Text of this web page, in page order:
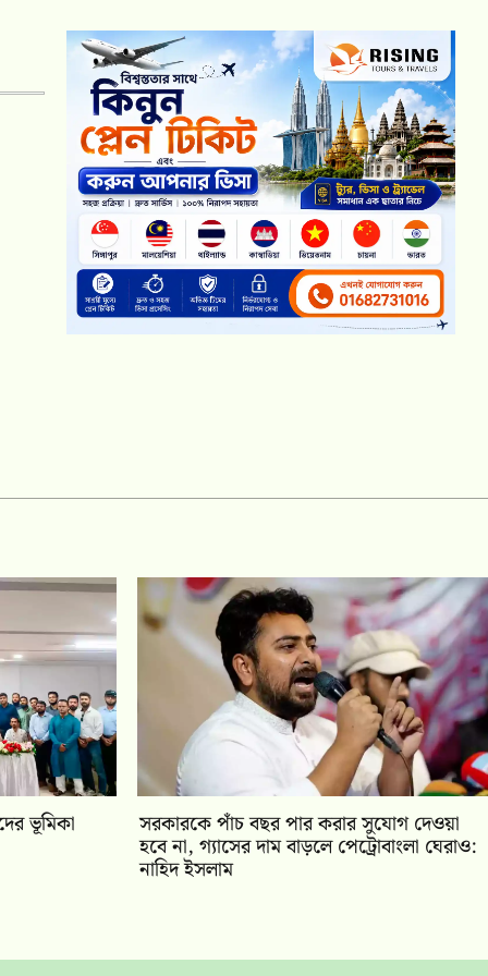
ভূমিকা সরকারকে পাঁচ বছর পার করার সুযোগ দেওয়া
হবে না, গ্যাসের দাম বাড়লে পেট্রোবাংলা ঘেরাও:
নাহিদ ইসলাম